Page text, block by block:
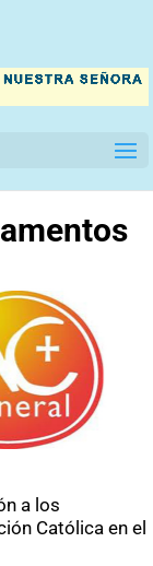
a los
Católica en el